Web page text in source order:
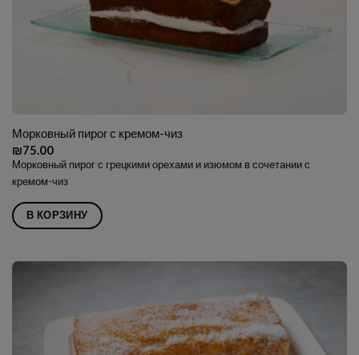
Морковный пирог с кремом-чиз
₪75.00
Морковный пирог с грецкими орехами и изюмом в сочетании с
кремом-чиз
В КОРЗИНУ